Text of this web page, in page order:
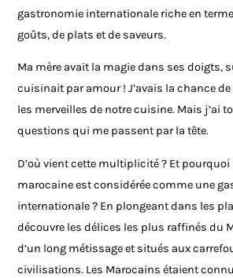
gastronomie internationale riche en
goûts, de plats et de saveurs.
Ma mère avait la magie dans ses doigts,
cuisinait par amour ! J’avais la chance
les merveilles de notre cuisine. Mais j’ai
questions qui me passent par la tête.
D’où vient cette multiplicité ? Et
marocaine est considérée comme une
internationale ? En plongeant dans les
découvre les délices les plus raffinés du
d’un long métissage et situés aux
civilisations. Les Marocains étaient